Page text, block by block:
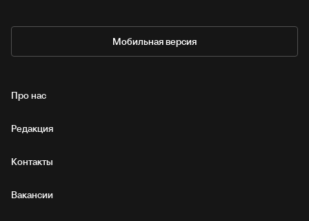
Мобильная версия
Про нас
Редакция
Контакты
Вакансии